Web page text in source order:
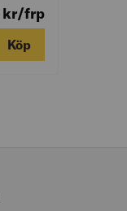
kr/frp
Köp